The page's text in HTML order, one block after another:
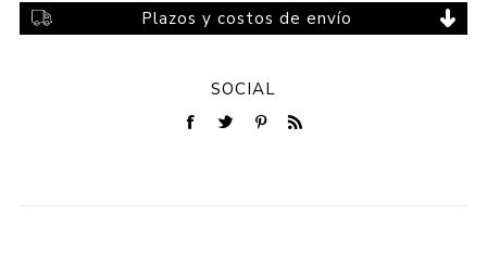
Plazos y costos de envío
SOCIAL